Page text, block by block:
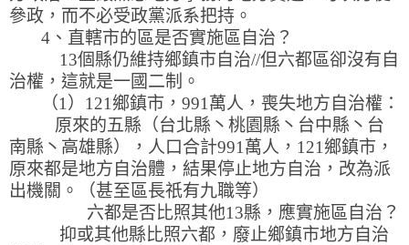
參政，而不必受政黨派系把持。
4、直轄市的區是否實施區自治？
13個縣仍維持鄉鎮市自治//但六都區卻沒有自
治權，這就是一國二制。
（1）121鄉鎮市，991萬人，喪失地方自治權：
原來的五縣（台北縣丶桃園縣丶台中縣丶台
南縣丶高雄縣），人口合計991萬人，121鄉鎮市，
原來都是地方自治體，結果停止地方自治，改為派
出機關。（甚至區長祇有九職等）
六都是否比照其他13縣，應實施區自治？
抑或其他縣比照六都，廢止鄉鎮市地方自治